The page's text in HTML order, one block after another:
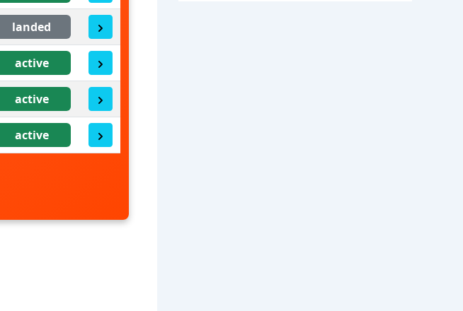
landed
active
active
active